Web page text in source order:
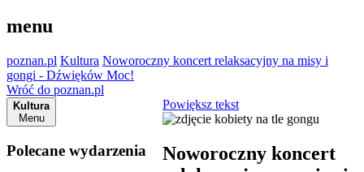
menu
poznan.pl Kultura Noworoczny koncert relaksacyjny na misy i
gongi - Dźwięków Moc!
Wróć do poznan.pl
Kultura
Menu
Polecane wydarzenia
Powiększ tekst
Noworoczny koncert